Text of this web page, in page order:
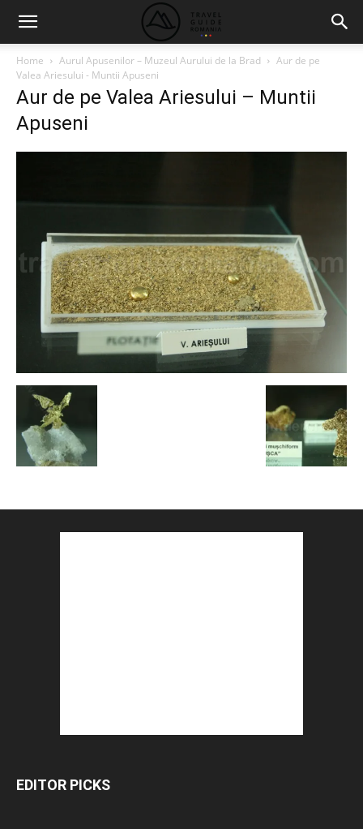
Home Aurul Apusenilor – Muzeul Aurului de la Brad
Aur de pe
Valea Ariesului - Muntii Apuseni
Aur de pe Valea Ariesului – Muntii
Apuseni
EDITOR PICKS